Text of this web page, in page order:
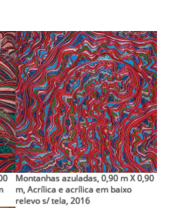
Montanhas azuladas, 0,90 m X 0,90
m, Acrílica e acrílica em baixo
relevo s/ tela, 2016